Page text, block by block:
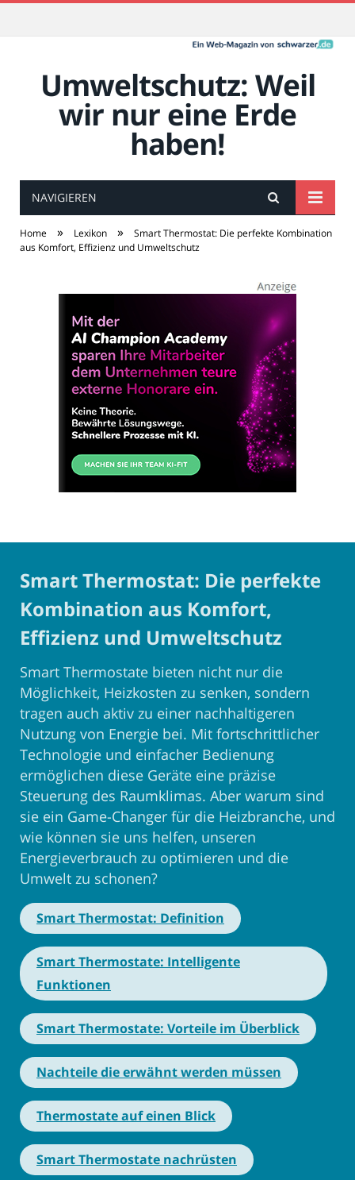
Umweltschutz: Weil
wir nur eine Erde
haben!
NAVIGIEREN
Home » Lexikon »
Smart Thermostat: Die perfekte Kombination
aus Komfort, Effizienz und Umweltschutz
Smart Thermostat: Die perfekte
Kombination aus Komfort,
Effizienz und Umweltschutz
Smart Thermostate bieten nicht nur die
Möglichkeit, Heizkosten zu senken, sondern
tragen auch aktiv zu einer nachhaltigeren
Nutzung von Energie bei. Mit fortschrittlicher
Technologie und einfacher Bedienung
ermöglichen diese Geräte eine präzise
Steuerung des Raumklimas. Aber warum sind
sie ein Game-Changer für die Heizbranche, und
wie können sie uns helfen, unseren
Energieverbrauch zu optimieren und die
Umwelt zu schonen?
Smart Thermostat: Definition
Smart Thermostate: Intelligente
Funktionen
Smart Thermostate: Vorteile im Überblick
Nachteile die erwähnt werden müssen
Thermostate auf einen Blick
Smart Thermostate nachrüsten